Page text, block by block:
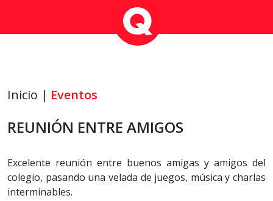
Inicio | Eventos
REUNIÓN ENTRE AMIGOS
Excelente reunión entre buenos amigas y amigos del
colegio, pasando una velada de juegos, música y charlas
interminables.